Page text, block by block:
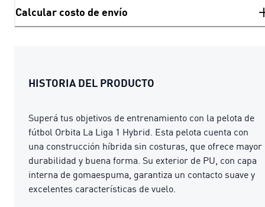
Calcular costo de envío
HISTORIA DEL PRODUCTO
Superá tus objetivos de entrenamiento con la pelota de
fútbol Orbita La Liga 1 Hybrid. Esta pelota cuenta con
una construcción híbrida sin costuras, que ofrece mayor
durabilidad y buena forma. Su exterior de PU, con capa
interna de gomaespuma, garantiza un contacto suave y
excelentes características de vuelo.